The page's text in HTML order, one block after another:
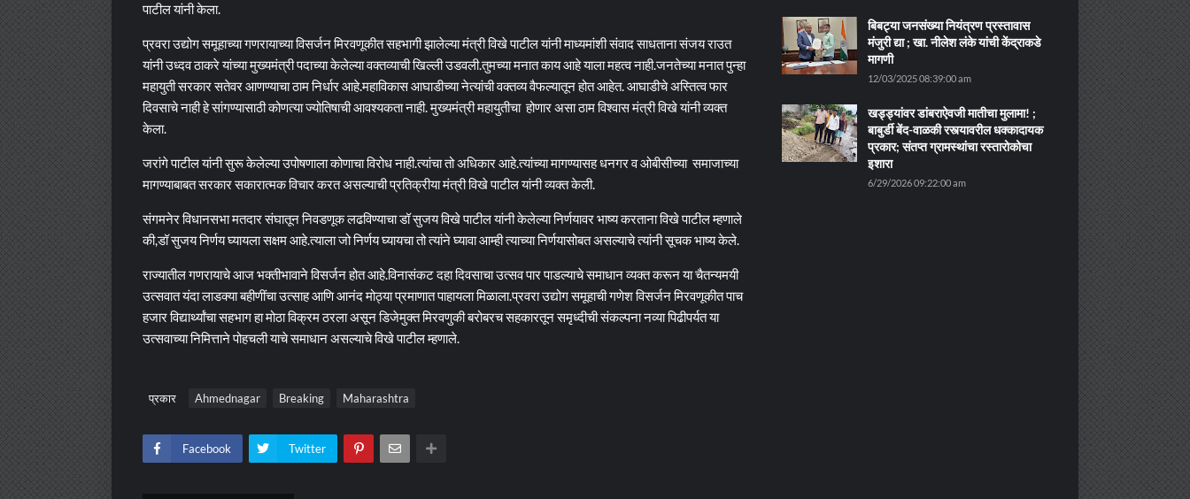
पाटील यांनी केला.
प्रवरा उद्योग समूहाच्या गणरायाच्या विसर्जन मिरवणूकीत सहभागी झालेल्या मंत्री विखे पाटील यांनी माध्यमांशी संवाद साधताना संजय राउत
यांनी उध्दव ठाकरे यांच्या मुख्यमंत्री पदाच्या केलेल्या वक्तव्याची खिल्ली उडवली.तुमच्या मनात काय आहे याला महत्व नाही.जनतेच्या मनात पुन्हा
महायुती सरकार सतेवर आणण्याचा ठाम निर्धार आहे.महाविकास आघाडीच्या नेत्यांची वक्तव्य वैफल्यातून होत आहेत. आघाडीचे अस्तित्व फार
दिवसाचे नाही हे सांगण्यासाठी कोणत्या ज्योतिषाची आवश्यकता नाही. मुख्यमंत्री महायुतीचा होणार असा ठाम विश्वास मंत्री विखे यांनी व्यक्त
केला.
जरांगे पाटील यांनी सुरू केलेल्या उपोषणाला कोणाचा विरोध नाही.त्यांचा तो अधिकार आहे.त्यांच्या मागण्यासह धनगर व ओबीसीच्या समाजाच्या
मागण्याबाबत सरकार सकारात्मक विचार करत असल्याची प्रतिक्रीया मंत्री विखे पाटील यांनी व्यक्त केली.
संगमनेर विधानसभा मतदार संघातून निवडणूक लढविण्याचा डॉ सुजय विखे पाटील यांनी केलेल्या निर्णयावर भाष्य करताना विखे पाटील म्हणाले
की,डॉ सुजय निर्णय घ्यायला सक्षम आहे.त्याला जो निर्णय घ्यायचा तो त्यांने घ्यावा आम्ही त्याच्या निर्णयासोबत असल्याचे त्यांनी सूचक भाष्य केले.
राज्यातील गणरायाचे आज भक्तीभावाने विसर्जन होत आहे.विनासंकट दहा दिवसाचा उत्सव पार पाडल्याचे समाधान व्यक्त करून या चैतन्यमयी
उत्सवात यंदा लाडक्या बहीणींचा उत्साह आणि आनंद मोठ्या प्रमाणात पाहायला मिळाला.प्रवरा उद्योग समूहाची गणेश विसर्जन मिरवणूकीत पाच
हजार विद्यार्थ्यांचा सहभाग हा मोठा विक्रम ठरला असून डिजेमुक्त मिरवणुकी बरोबरच सहकारतून समृध्दीची संकल्पना नव्या पिढीपर्यत या
उत्सवाच्या निमित्ताने पोहचली याचे समाधान असल्याचे विखे पाटील म्हणाले.
प्रकार Ahmednagar Breaking Maharashtra
Facebook Twitter
बिबट्या जनसंख्या नियंत्रण प्रस्तावास
मंजुरी द्या ; खा. नीलेश लंके यांची केंद्राकडे
मागणी
12/03/2025 08:39:00 am
खड्ड्यांवर डांबराऐवजी मातीचा मुलामा! ;
बाबुर्डी बेंद-वाळकी रस्त्यावरील धक्कादायक
प्रकार; संतप्त ग्रामस्थांचा रस्तारोकोचा
इशारा
6/29/2026 09:22:00 am